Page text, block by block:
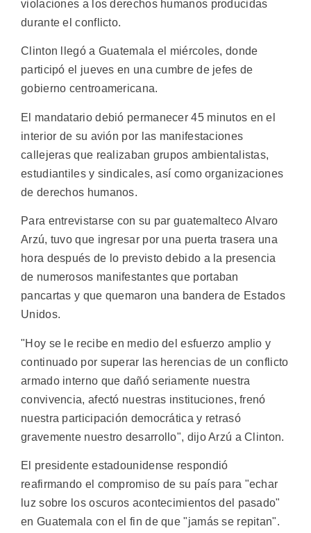
violaciones a los derechos humanos producidas
durante el conflicto.
Clinton llegó a Guatemala el miércoles, donde
participó el jueves en una cumbre de jefes de
gobierno centroamericana.
El mandatario debió permanecer 45 minutos en el
interior de su avión por las manifestaciones
callejeras que realizaban grupos ambientalistas,
estudiantiles y sindicales, así como organizaciones
de derechos humanos.
Para entrevistarse con su par guatemalteco Alvaro
Arzú, tuvo que ingresar por una puerta trasera una
hora después de lo previsto debido a la presencia
de numerosos manifestantes que portaban
pancartas y que quemaron una bandera de Estados
Unidos.
"Hoy se le recibe en medio del esfuerzo amplio y
continuado por superar las herencias de un conflicto
armado interno que dañó seriamente nuestra
convivencia, afectó nuestras instituciones, frenó
nuestra participación democrática y retrasó
gravemente nuestro desarrollo", dijo Arzú a Clinton.
El presidente estadounidense respondió
reafirmando el compromiso de su país para "echar
luz sobre los oscuros acontecimientos del pasado"
en Guatemala con el fin de que "jamás se repitan".